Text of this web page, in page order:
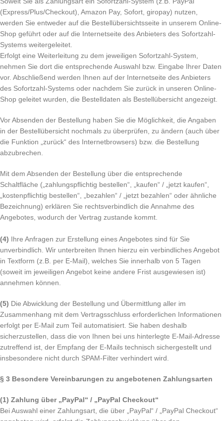
(Express/Plus/Checkout), Amazon Pay, Sofort, giropay) nutzen,
werden Sie entweder auf die Bestellübersichtsseite in unserem Online-
Shop geführt oder auf die Internetseite des Anbieters des Sofortzahl-
Systems weitergeleitet.
Erfolgt eine Weiterleitung zu dem jeweiligen Sofortzahl-System,
nehmen Sie dort die entsprechende Auswahl bzw. Eingabe Ihrer Daten
vor. Abschließend werden Ihnen auf der Internetseite des Anbieters
des Sofortzahl-Systems oder nachdem Sie zurück in unseren Online-
Shop geleitet wurden, die Bestelldaten als Bestellübersicht angezeigt.
Vor Absenden der Bestellung haben Sie die Möglichkeit, die Angaben
in der Bestellübersicht nochmals zu überprüfen, zu ändern (auch über
die Funktion „zurück“ des Internetbrowsers) bzw. die Bestellung
abzubrechen.
Mit dem Absenden der Bestellung über die entsprechende
Schaltfläche („zahlungspflichtig bestellen“, „kaufen“ / „jetzt kaufen“,
„kostenpflichtig bestellen“, „bezahlen“ / „jetzt bezahlen“ oder ähnliche
Bezeichnung) erklären Sie rechtsverbindlich die Annahme des
Angebotes, wodurch der Vertrag zustande kommt.
(4) Ihre Anfragen zur Erstellung eines Angebotes sind für Sie
unverbindlich. Wir unterbreiten Ihnen hierzu ein verbindliches Angebot
in Textform (z.B. per E-Mail), welches Sie innerhalb von 5 Tagen
(soweit im jeweiligen Angebot keine andere Frist ausgewiesen ist)
annehmen können.
(5) Die Abwicklung der Bestellung und Übermittlung aller im
Zusammenhang mit dem Vertragsschluss erforderlichen Informationen
erfolgt per E-Mail zum Teil automatisiert. Sie haben deshalb
sicherzustellen, dass die von Ihnen bei uns hinterlegte E-Mail-Adresse
zutreffend ist, der Empfang der E-Mails technisch sichergestellt und
insbesondere nicht durch SPAM-Filter verhindert wird.
§ 3 Besondere Vereinbarungen zu angebotenen Zahlungsarten
(1) Zahlung über „PayPal“ / „PayPal Checkout“
Bei Auswahl einer Zahlungsart, die über „PayPal“ / „PayPal Checkout“